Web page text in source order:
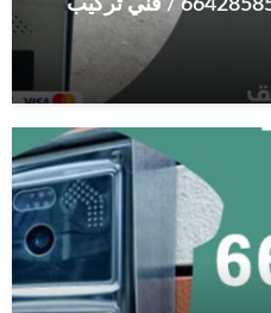
فني انتركم الفنيطيس / 66428585 / فني تركيب